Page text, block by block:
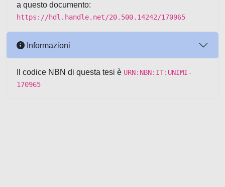
a questo documento:
https://hdl.handle.net/20.500.14242/170965
Informazioni
Il codice NBN di questa tesi è URN:NBN:IT:UNIMI-
170965